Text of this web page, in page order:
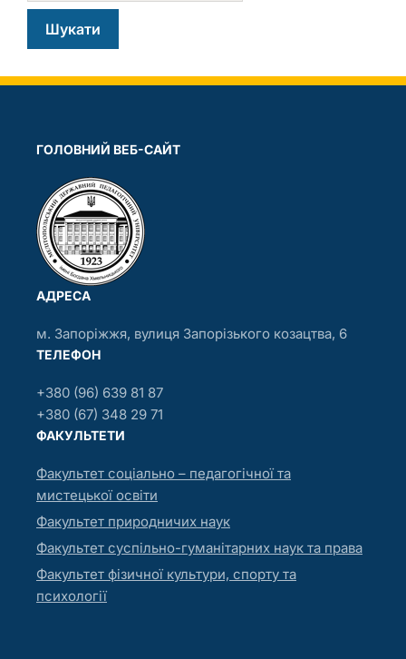
ГОЛОВНИЙ ВЕБ-САЙТ
АДРЕСА
м. Запоріжжя, вулиця Запорізького козацтва, 6
ТЕЛЕФОН
+380 (96) 639 81 87
+380 (67) 348 29 71
ФАКУЛЬТЕТИ
Факультет соціально – педагогічної та
мистецької освіти
Факультет природничих наук
Факультет суспільно-гуманітарних наук та права
Факультет фізичної культури, спорту та
психології